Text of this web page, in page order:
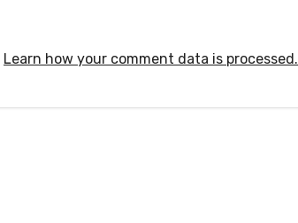
Learn how your comment data is processed.